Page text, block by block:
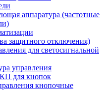
аппаратура (частотные
защитного отключения)
для светосигнальной
управления
для кнопок
кнопочные